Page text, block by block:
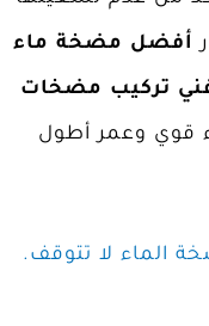
أفضل مضخة ماء
تركيب مضخات
قوي وعمر أطول
الماء لا تتوقف.